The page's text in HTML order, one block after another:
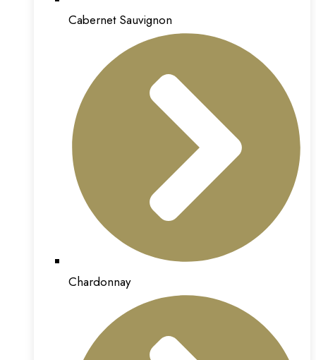
Cabernet Sauvignon
Chardonnay